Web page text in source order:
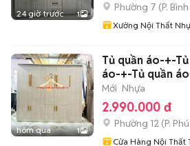
24 giờ trước 1
Phường 7 (P.
Xưởng Nội Thất
hôm qua 1
Tủ quần áo-+-
áo-+-Tủ quần áo
Mới Nhựa
2.990.000 đ
Phường 12 (P.
Cửa Hàng Nội Thất